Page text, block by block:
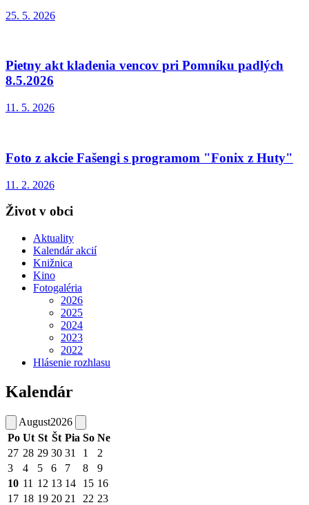
25. 5. 2026
Pietny akt kladenia vencov pri Pomníku padlých
8.5.2026
11. 5. 2026
Foto z akcie Fašengi s programom "Fonix z Huty"
11. 2. 2026
Život v obci
Aktuality
Kalendár akcií
Knižnica
Kino
Fotogaléria
2026
2025
2024
2023
2022
Hlásenie rozhlasu
Kalendár
August2026
Po Ut St Št Pia So Ne
27 28 29 30 31 1
2
3
4 5 6 7 8
9
10 11 12 13 14 15 16
17 18 19 20 21 22 23